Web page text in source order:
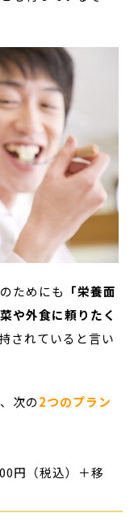
ためにも 「栄養面
や外食に頼りたく
されていると言い
次の2つのプラン
円（税込）＋移